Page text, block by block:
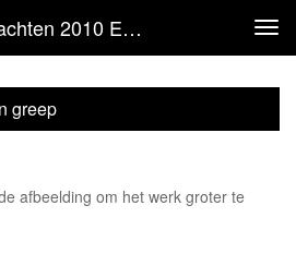
Gerri Grijsen - Opdrachten 2010 Een Greep
greep
afbeelding om het werk groter te